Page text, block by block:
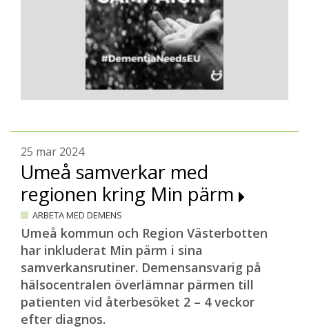
25 mar 2024
Umeå samverkar med
regionen kring Min pärm
ARBETA MED DEMENS
Umeå kommun och Region Västerbotten
har inkluderat Min pärm i sina
samverkansrutiner. Demensansvarig på
hälsocentralen överlämnar pärmen till
patienten vid återbesöket 2 – 4 veckor
efter diagnos.